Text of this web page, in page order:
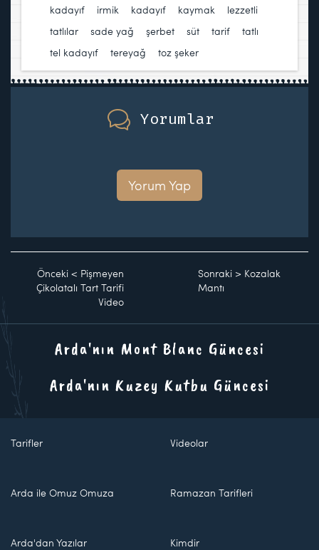
kadayıf
irmik kadayıf kaymak
lezzetli
tatlılar
sade yağ şerbet süt tarif tatlı
tel kadayıf
tereyağ toz şeker
Yorumlar
Yorum Yap
Önceki < Pişmeyen
Çikolatalı Tart Tarifi
Video
Sonraki > Kozalak
Mantı
Arda'nın Mont Blanc Güncesi
Arda'nın Kuzey Kutbu Güncesi
Tarifler Videolar
Arda ile Omuz Omuza Ramazan Tarifleri
Arda'dan Yazılar Kimdir